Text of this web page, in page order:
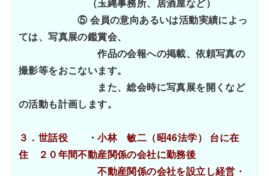
⑤ 会員の意向あるいは活動実績によっ
ては、写真展の鑑賞会、
作品の会報への掲載、依頼写真の
撮影等をおこないます。
また、総会時に写真展を開くなど
の活動も計画します。
３．世話役 ・小林 敏二（昭46法学） 台に在
住 ２０年間不動産関係の会社に勤務後
不動産関係の会社を設立し経営・